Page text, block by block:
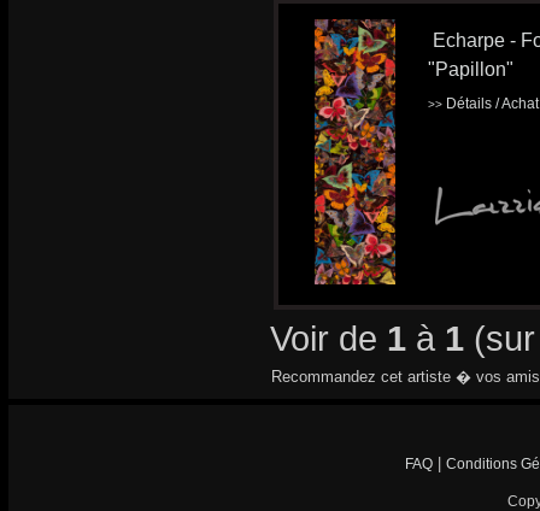
Echarpe -
"Papillon"
>> Détails /
Voir de 1 à 1
Recommandez cet artiste � vos
FAQ Conditions